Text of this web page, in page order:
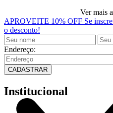
Ver mais
APROVEITE 10% OFF Se
o desconto!
Endereço:
CADASTRAR
Institucional